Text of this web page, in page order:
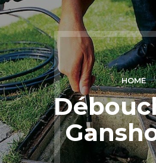
HOME